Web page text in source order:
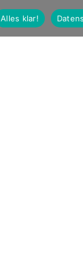
Alles klar!